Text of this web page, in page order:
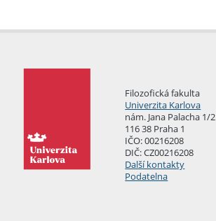
Filozofická fakulta
Univerzita Karlova
nám. Jana Palacha 1/2
116 38 Praha 1
IČO: 00216208
DIČ: CZ00216208
Další kontakty
Podatelna